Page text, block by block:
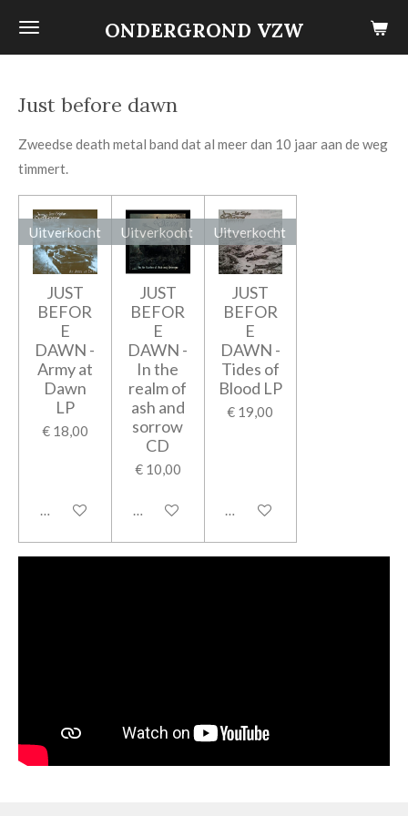
Ga
ONDERGROND VZW
Just before dawn
Zweedse death metal band dat al meer dan 10 jaar aan de weg
timmert.
Uitverkocht
JUST
BEFOR
E
DAWN -
Army at
Dawn
LP
€ 18,00
Houd mij op de hoogte
Uitverkocht
JUST
BEFOR
E
DAWN -
In the
realm of
ash and
sorrow
CD
€ 10,00
Houd mij op de hoogte
Uitverkocht
JUST
BEFOR
E
DAWN -
Tides of
Blood LP
€ 19,00
Houd mij op de hoogte